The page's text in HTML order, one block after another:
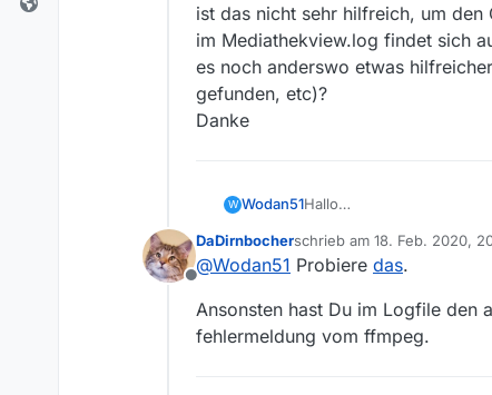
ist das nicht sehr hilfreich, um den
im Mediathekview.log findet sich
es noch anderswo etwas
gefunden, etc)?
Danke
W Wodan51Hallo
nicht sehr hilfreich, um
im Mediathekview.log
Danke
Offline
DaDirnbocherschrieb am 18. Feb. 2020,
zuletzt editiert von
@Wodan51 Probiere das.
Ansonsten hast Du im Logfile den
fehlermeldung vom ffmpeg.